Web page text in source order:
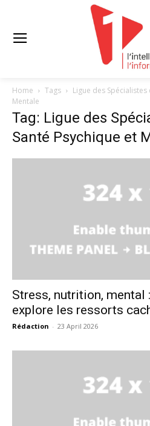
Home Tags
Ligue des
Mentale
Tag: Ligue des
Santé Psychique et
Stress, nutrition, mental
explore les ressorts
Rédaction - 23 April 2026